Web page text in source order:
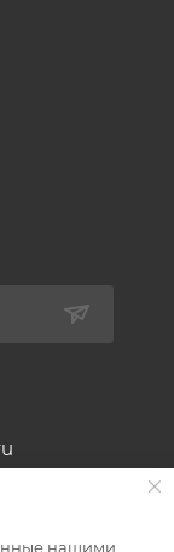
нашими